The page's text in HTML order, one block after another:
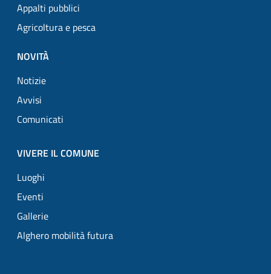
Appalti pubblici
Agricoltura e pesca
NOVITÀ
Notizie
Avvisi
Comunicati
VIVERE IL COMUNE
Luoghi
Eventi
Gallerie
Alghero mobilità futura